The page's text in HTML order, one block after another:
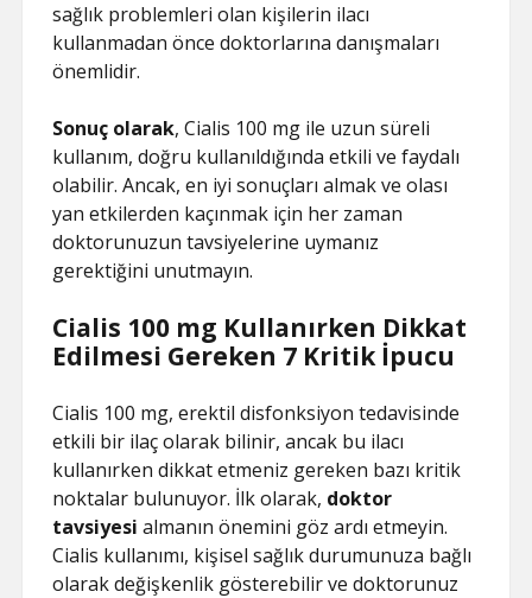
sağlık problemleri olan kişilerin ilacı
kullanmadan önce doktorlarına danışmaları
önemlidir.
Sonuç olarak, Cialis 100 mg ile uzun süreli
kullanım, doğru kullanıldığında etkili ve faydalı
olabilir. Ancak, en iyi sonuçları almak ve olası
yan etkilerden kaçınmak için her zaman
doktorunuzun tavsiyelerine uymanız
gerektiğini unutmayın.
Cialis 100 mg Kullanırken Dikkat
Edilmesi Gereken 7 Kritik İpucu
Cialis 100 mg, erektil disfonksiyon tedavisinde
etkili bir ilaç olarak bilinir, ancak bu ilacı
kullanırken dikkat etmeniz gereken bazı kritik
noktalar bulunuyor. İlk olarak, doktor
tavsiyesi almanın önemini göz ardı etmeyin.
Cialis kullanımı, kişisel sağlık durumunuza bağlı
olarak değişkenlik gösterebilir ve doktorunuz